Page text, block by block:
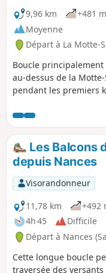
9,96 km
+481 m
Moyenne
Départ à La Motte-
Boucle
au-dessus de la
pendant les premiers
un panorama en
du Massif des Bauges
retour, après
hameaux des
Les Balcons
depuis Nances
Visorandonneur
11,78 km
+492
4h 45
Difficile
Départ à Nances
Cette longue boucle
traversée des